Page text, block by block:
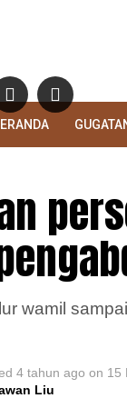
wamil
4 tahun ago on 15
Liu